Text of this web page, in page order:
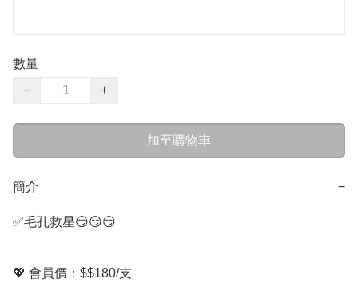
數量
−
+
加至購物車
簡介 −
✅毛孔救星😏😏😏
💖 會員價：$$180/支